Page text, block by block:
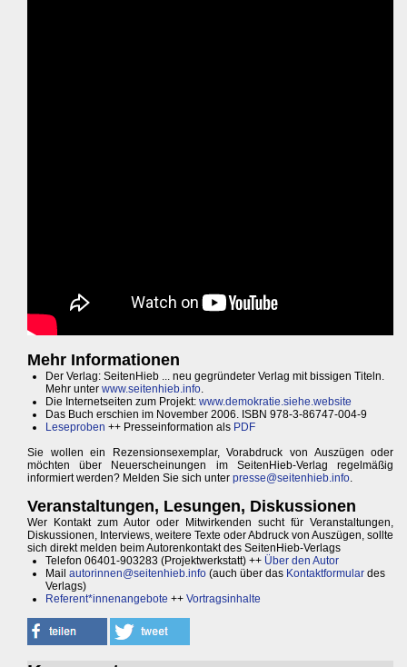
Mehr Informationen
Der Verlag: SeitenHieb ... neu gegründeter Verlag mit bissigen Titeln.
Mehr unter www.seitenhieb.info.
Die Internetseiten zum Projekt: www.demokratie.siehe.website
Das Buch erschien im November 2006. ISBN 978-3-86747-004-9
Leseproben ++ Presseinformation als PDF
Sie wollen ein Rezensionsexemplar, Vorabdruck von Auszügen oder
möchten über Neuerscheinungen im SeitenHieb-Verlag regelmäßig
informiert werden? Melden Sie sich unter presse@seitenhieb.info.
Veranstaltungen, Lesungen, Diskussionen
Wer Kontakt zum Autor oder Mitwirkenden sucht für Veranstaltungen,
Diskussionen, Interviews, weitere Texte oder Abdruck von Auszügen, sollte
sich direkt melden beim Autorenkontakt des SeitenHieb-Verlags
Telefon 06401-903283 (Projektwerkstatt) ++ Über den Autor
Mail autorinnen@seitenhieb.info (auch über das Kontaktformular des
Verlags)
Referent*innenangebote ++ Vortragsinhalte